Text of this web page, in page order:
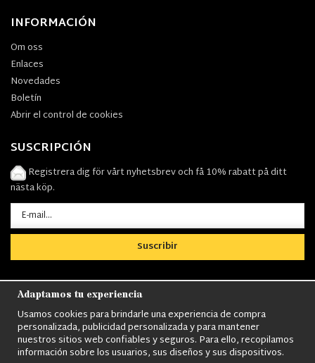
INFORMACIÓN
Om oss
Enlaces
Novedades
Boletín
Abrir el control de cookies
SUSCRIPCIÓN
Registrera dig för vårt nyhetsbrev och få 10% rabatt på ditt
nästa köp.
Suscribir
Nordens största utbud avMilitärkläder,M90 kläder,Militärtöverskott,
Militärutrustning,Ordningsvakt utrustning,väktarkläder,Militärbyxor,
Militärjackor,M65 Jackor, Bomberjackor,Militärkängor,Militära
Adaptamos tu experiencia
Usamos cookies para brindarle una experiencia de compra
personalizada, publicidad personalizada y para mantener
nuestros sitios web confiables y seguros. Para ello, recopilamos
información sobre los usuarios, sus diseños y sus dispositivos.